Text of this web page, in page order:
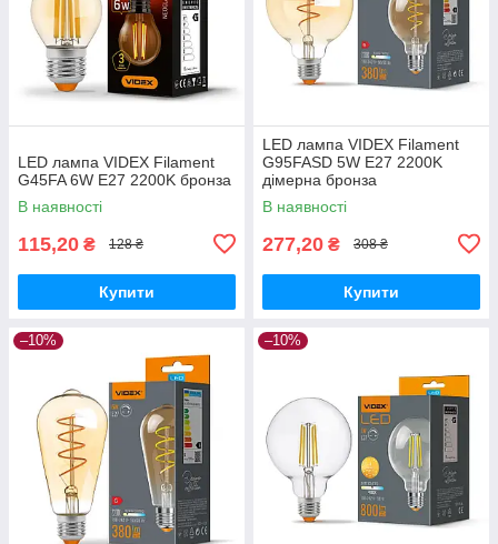
LED лампа VIDEX Filament
G45FA 6W E27 2200K бронза
В наявності
115,20 ₴ 128 ₴
Купити
LED лампа VIDEX Filament
G95FASD 5W E27 2200K
дімерна бронза
В наявності
277,20 ₴ 308 ₴
Купити
–10% –10%